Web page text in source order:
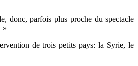
donc, parfois plus proche du spectacle
»
de trois petits pays: la Syrie, le